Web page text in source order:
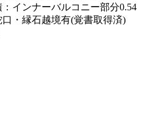
インナーバルコニー部分0.54
口・縁石越境有(覚書取得済)